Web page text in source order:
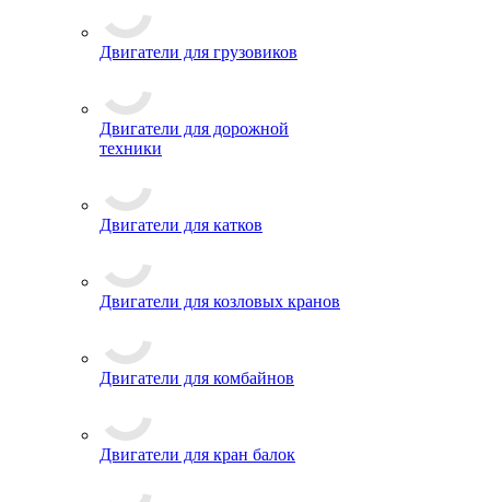
Двигатели для грузовиков
Двигатели для дорожной
техники
Двигатели для катков
Двигатели для козловых кранов
Двигатели для комбайнов
Двигатели для кран балок